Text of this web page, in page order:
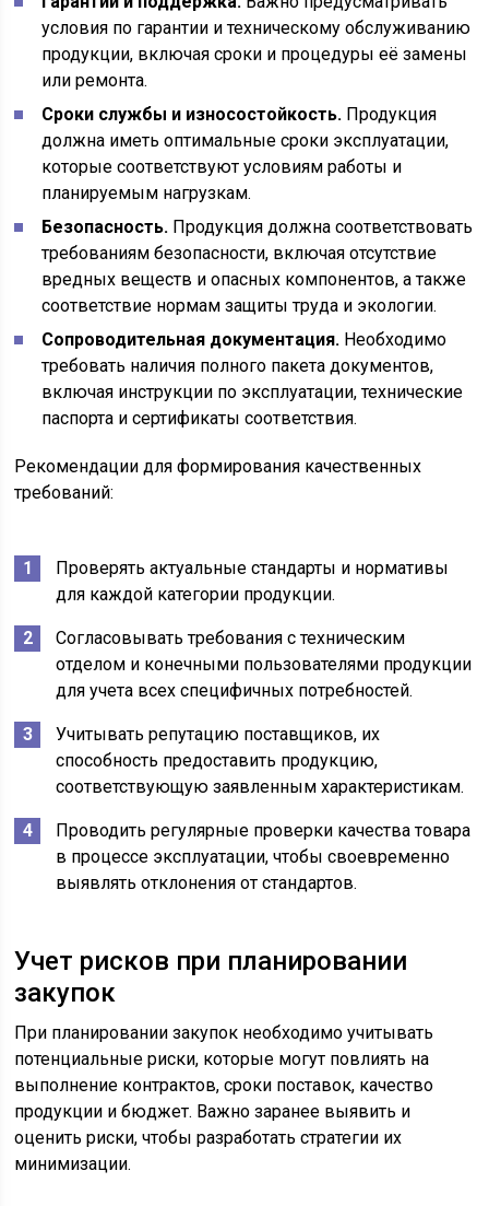
условия по гарантии и техническому обслуживанию
продукции, включая сроки и процедуры её замены
или ремонта.
Сроки службы и износостойкость. Продукция
должна иметь оптимальные сроки эксплуатации,
которые соответствуют условиям работы и
планируемым нагрузкам.
Безопасность. Продукция должна соответствовать
требованиям безопасности, включая отсутствие
вредных веществ и опасных компонентов, а также
соответствие нормам защиты труда и экологии.
Сопроводительная документация. Необходимо
требовать наличия полного пакета документов,
включая инструкции по эксплуатации, технические
паспорта и сертификаты соответствия.
Рекомендации для формирования качественных
требований:
Проверять актуальные стандарты и нормативы
для каждой категории продукции.
Согласовывать требования с техническим
отделом и конечными пользователями продукции
для учета всех специфичных потребностей.
Учитывать репутацию поставщиков, их
способность предоставить продукцию,
соответствующую заявленным характеристикам.
Проводить регулярные проверки качества товара
в процессе эксплуатации, чтобы своевременно
выявлять отклонения от стандартов.
Учет рисков при планировании
закупок
При планировании закупок необходимо учитывать
потенциальные риски, которые могут повлиять на
выполнение контрактов, сроки поставок, качество
продукции и бюджет. Важно заранее выявить и
оценить риски, чтобы разработать стратегии их
минимизации.